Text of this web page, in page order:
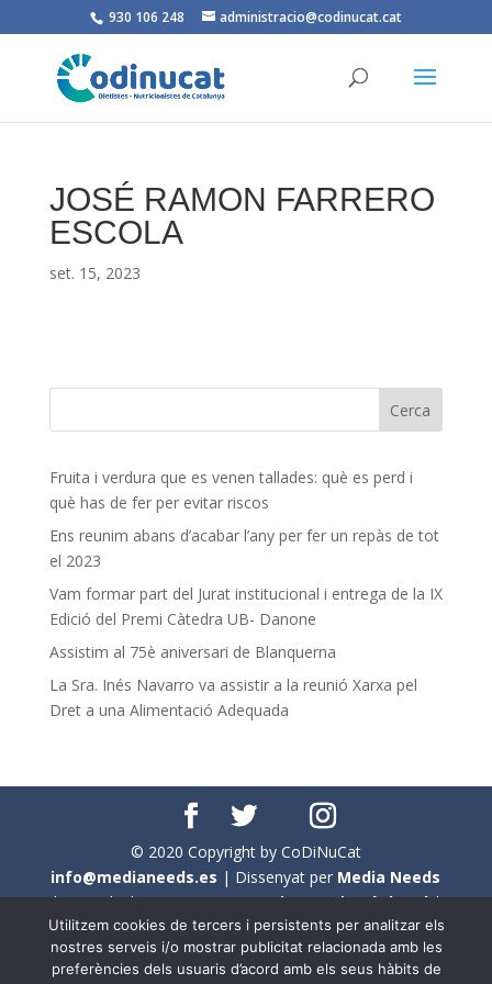
930 106 248 administracio@codinucat.cat
JOSÉ RAMON FARRERO
ESCOLA
set. 15, 2023
Fruita i verdura que es venen tallades: què es perd i
què has de fer per evitar riscos
Ens reunim abans d’acabar l’any per fer un repàs de tot
el 2023
Vam formar part del Jurat institucional i entrega de la IX
Edició del Premi Càtedra UB- Danone
Assistim al 75è aniversari de Blanquerna
La Sra. Inés Navarro va assistir a la reunió Xarxa pel
Dret a una Alimentació Adequada
© 2020 Copyright by CoDiNuCat
info@medianeeds.es | Dissenyat per Media Needs
| Tots els drets reservats aCoDiNuCat |Avís legal|
Avís per cookies
En aquest web s'ha tingut en compte l'ús no sexista del
Utilitzem cookies de tercers i persistents per analitzar els
nostres serveis i/o mostrar publicitat relacionada amb les
preferències dels usuaris d’acord amb els seus hàbits de